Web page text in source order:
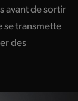
avant de sortir
se transmette
des